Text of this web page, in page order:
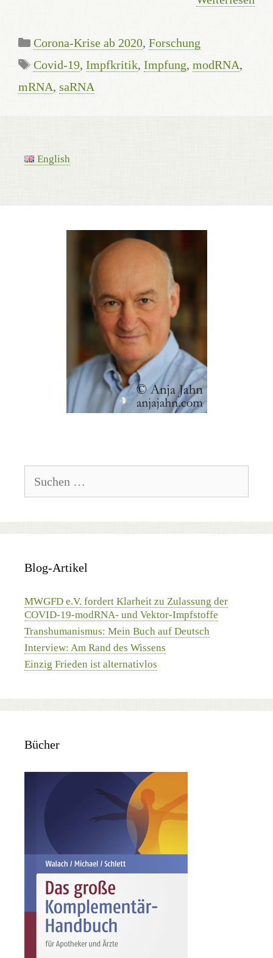
Kategorien
Corona-Krise ab 2020, Forschung
Schlagwörter
Covid-19, Impfkritik, Impfung, modRNA,
mRNA, saRNA
English
nach:
Blog-Artikel
MWGFD e.V. fordert Klarheit zu Zulassung der
COVID-19-modRNA- und Vektor-Impfstoffe
Transhumanismus: Mein Buch auf Deutsch
Interview: Am Rand des Wissens
Einzig Frieden ist alternativlos
Bücher